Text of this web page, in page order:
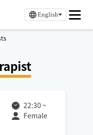
English
22:30 ~
Female